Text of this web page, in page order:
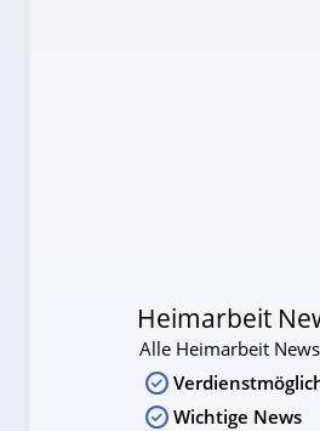
Heimarbeit
Alle Heimarbeit
Wichtige News